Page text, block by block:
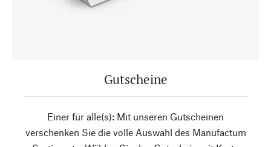
Gutscheine
Einer für alle(s): Mit unseren Gutscheinen
verschenken Sie die volle Auswahl des Manufactum